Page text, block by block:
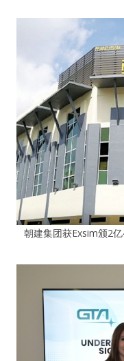
朝建集团获Exsim颁2